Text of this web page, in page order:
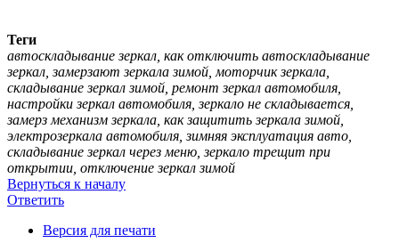
Теги
автоскладывание зеркал, как отключить автоскладывание
зеркал, замерзают зеркала зимой, моторчик зеркала,
складывание зеркал зимой, ремонт зеркал автомобиля,
настройки зеркал автомобиля, зеркало не складывается,
замерз механизм зеркала, как защитить зеркала зимой,
электрозеркала автомобиля, зимняя эксплуатация авто,
складывание зеркал через меню, зеркало трещит при
открытии, отключение зеркал зимой
Вернуться к началу
Ответить
Версия для печати